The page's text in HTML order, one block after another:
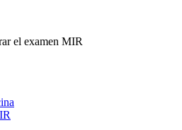
el examen MIR